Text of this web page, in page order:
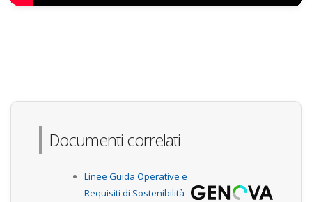
Documenti correlati
Linee Guida Operative e
Requisiti di Sostenibilità